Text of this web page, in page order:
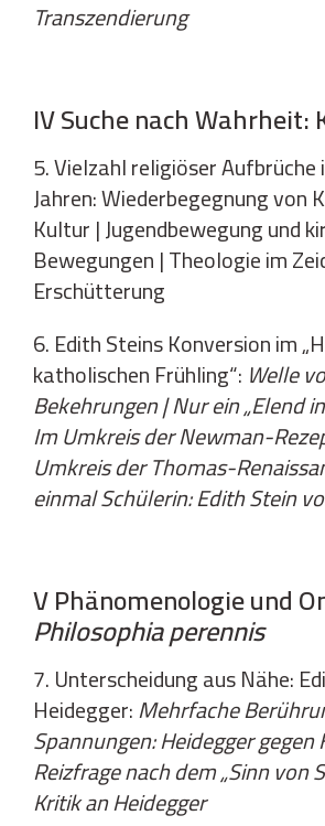
Transzendierung
IV Suche nach Wahrheit:
5. Vielzahl religiöser Aufbrüche
Jahren: Wiederbegegnung von
Kultur | Jugendbewegung und
Bewegungen | Theologie im
Erschütterung
6. Edith Steins Konversion im
katholischen Frühling“: Welle
Bekehrungen | Nur ein „Elend
Im Umkreis der Newman-
Umkreis der Thomas-
einmal Schülerin: Edith Stein
V Phänomenologie und
Philosophia perennis
7. Unterscheidung aus Nähe:
Heidegger:Mehrfache
Spannungen: Heidegger gegen
Reizfrage nach dem „Sinn von
Kritik an Heidegger